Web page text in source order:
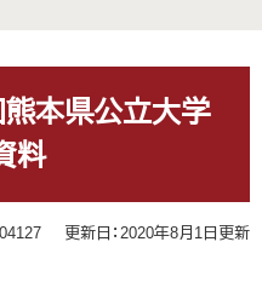
本県公立大学
料
更新日：2020年8月1日更新